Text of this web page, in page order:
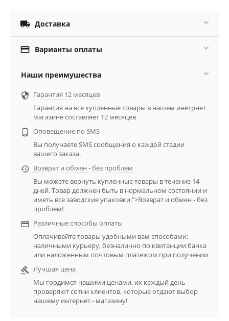
 Доставка
 Варианты оплаты
Наши преимушества
 Гарантия 12 месяцев
Гарантия на все купленные товары в нашем инетрнет
магазине составляет 12 месяцев

Оповещение по SMS
Вы получаете SMS сообщения о каждой стадии
вашего заказа.
 Возврат и обмен - без проблем
Вы можете вернуть купленные товары в течение 14
дней. Товар должнен быть в нормальном состоянии и
иметь все заводские упаковки.">Возврат и обмен - без
проблем!
 Различные способы оплаты
Оплачивайте товары удобными вам способами:
наличными курьеру, безналично по квитанции банка
или наложенным почтовым платежом при получении

Лучшая цена
Мы гордимся нашими ценами, их каждый день
проверяют сотни клиентов, которые отдают выбор
нашему интернет - магазину!